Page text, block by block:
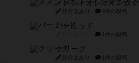
紹介文あり 4件の投稿
パーミッド
1件の投稿
クリーグ
紹介文あり 1件の投稿